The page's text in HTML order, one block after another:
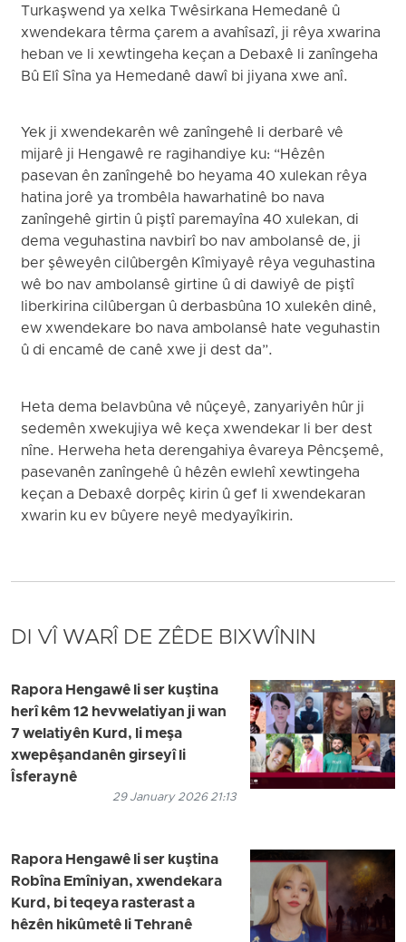
Turkaşwend ya xelka Twêsirkana Hemedanê û
xwendekara têrma çarem a avahîsazî, ji rêya xwarina
heban ve li xewtingeha keçan a Debaxê li zanîngeha
Bû Elî Sîna ya Hemedanê dawî bi jiyana xwe anî.
Yek ji xwendekarên wê zanîngehê li derbarê vê
mijarê ji Hengawê re ragihandiye ku: “Hêzên
pasevan ên zanîngehê bo heyama 40 xulekan rêya
hatina jorê ya trombêla hawarhatinê bo nava
zanîngehê girtin û piştî paremayîna 40 xulekan, di
dema veguhastina navbirî bo nav ambolansê de, ji
ber şêweyên cilûbergên Kîmiyayê rêya veguhastina
wê bo nav ambolansê girtine û di dawiyê de piştî
liberkirina cilûbergan û derbasbûna 10 xulekên dinê,
ew xwendekare bo nava ambolansê hate veguhastin
û di encamê de canê xwe ji dest da”.
Heta dema belavbûna vê nûçeyê, zanyariyên hûr ji
sedemên xwekujiya wê keça xwendekar li ber dest
nîne. Herweha heta derengahiya êvareya Pêncşemê,
pasevanên zanîngehê û hêzên ewlehî xewtingeha
keçan a Debaxê dorpêç kirin û gef li xwendekaran
xwarin ku ev bûyere neyê medyayîkirin.
DI VÎ WARÎ DE ZÊDE BIXWÎNIN
Rapora Hengawê li ser kuştina
herî kêm 12 hevwelatiyan ji wan
7 welatiyên Kurd, li meşa
xwepêşandanên girseyî li
Îsferaynê
29 January 2026 21:13
Rapora Hengawê li ser kuştina
Robîna Emîniyan, xwendekara
Kurd, bi teqeya rasterast a
hêzên hikûmetê li Tehranê